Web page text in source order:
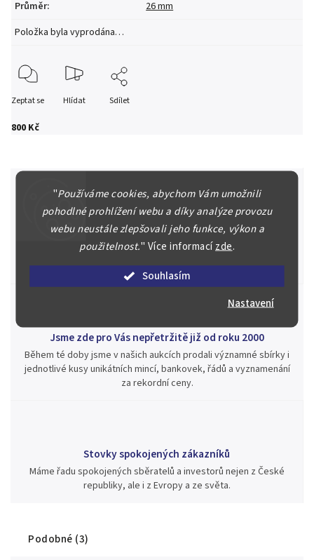
"Používáme cookies, abychom Vám umožnili
pohodlné prohlížení webu a díky analýze provozu
webu neustále zlepšovali jeho funkce, výkon a
použitelnost." Více informacízde.
Souhlasím
Nastavení
800 Kč
Průměr:
26 mm
Položka byla vyprodána…
Zeptat se Hlídat Sdílet
Špičkové služby za nejlepší ceny
Náš kolektiv specialistů a znalců se Vám bude plně věnovat.
Posoudíme kvalitu a pravost Vašeho materiálu, prodáme v naší
aukci nebo Vám poradíme kam investovat.
Jsme zde pro Vás nepřetržitě již od roku 2000
Během té doby jsme v našich aukcích prodali významné sbírky i
jednotlivé kusy unikátních mincí, bankovek, řádů a vyznamenání
za rekordní ceny.
Stovky spokojených zákazníků
Máme řadu spokojených sběratelů a investorů nejen z České
republiky, ale i z Evropy a ze světa.
Podobné (3)